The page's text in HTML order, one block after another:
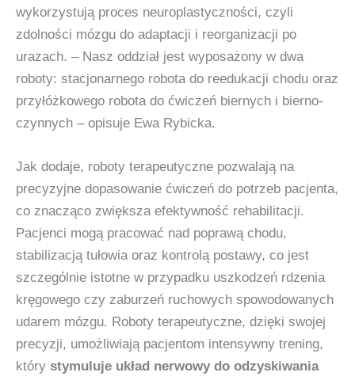
wykorzystują proces neuroplastyczności, czyli
zdolności mózgu do adaptacji i reorganizacji po
urazach. – Nasz oddział jest wyposażony w dwa
roboty: stacjonarnego robota do reedukacji chodu oraz
przyłóżkowego robota do ćwiczeń biernych i bierno-
czynnych – opisuje Ewa Rybicka.
Jak dodaje, roboty terapeutyczne pozwalają na
precyzyjne dopasowanie ćwiczeń do potrzeb pacjenta,
co znacząco zwiększa efektywność rehabilitacji.
Pacjenci mogą pracować nad poprawą chodu,
stabilizacją tułowia oraz kontrolą postawy, co jest
szczególnie istotne w przypadku uszkodzeń rdzenia
kręgowego czy zaburzeń ruchowych spowodowanych
udarem mózgu. Roboty terapeutyczne, dzięki swojej
precyzji, umożliwiają pacjentom intensywny trening,
który stymuluje układ nerwowy do odzyskiwania